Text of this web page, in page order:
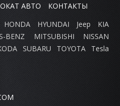
АВТО
КОНТАКТЫ
HONDA HYUNDAI Jeep
KIA
BENZ MITSUBISHI
NISSAN
SUBARU TOYOTA
Tesla